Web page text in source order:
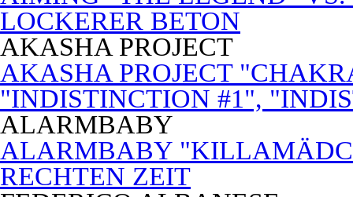
LOCKERER BETON
AKASHA PROJECT
AKASHA PROJECT
"INDISTINCTION #1",
ALARMBABY
ALARMBABY
RECHTEN ZEIT